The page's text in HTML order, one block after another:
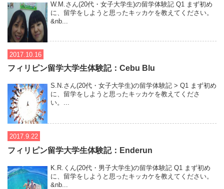
W.M.さん(20代・女子大学生)の留学体験記 Q1 まず初め
に、留学をしようと思ったキッカケを教えてください。
&nb...
2017.10.16
フィリピン留学大学生体験記：Cebu Blu
S.N.さん(20代・女子大学生)の留学体験記 > Q1 まず初め
に、留学をしようと思ったキッカケを教えてくださ
い。...
2017.9.22
フィリピン留学大学生体験記：Enderun
K.R.くん(20代・男子大学生)の留学体験記 Q1 まず初め
に、留学をしようと思ったキッカケを教えてください。
&nb...